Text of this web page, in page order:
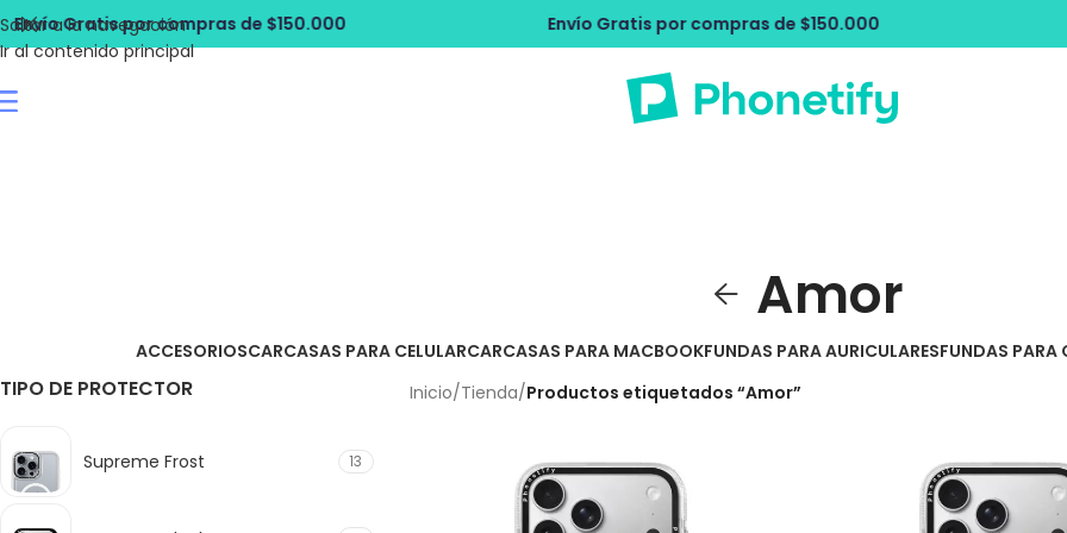
Saltar a la navegación
Ir al contenido principal
de $150.000 Envío Gratis por compras de $150.000 Envío Gratis por
Amor
ACCESORIOSCARCASAS PARA CELULARCARCASAS PARA MACBOOKFUNDAS PARA AURICULARESFUNDAS PARA
TIPO DE PROTECTOR
Supreme Frost 13
Inicio/Tienda/Productos etiquetados “Amor”